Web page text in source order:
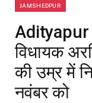
JAMSHEDPUR
Adityapur
विधायक
की उम्र में
नवंबर को